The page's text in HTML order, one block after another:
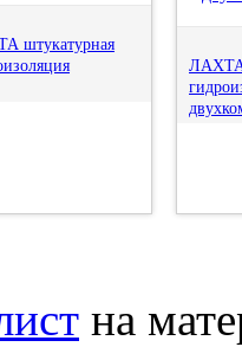
штукатурная
ЛАХТА
на